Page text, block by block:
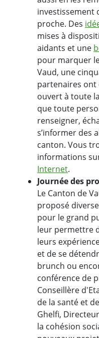
investissement
proche. Des
mises à
aidants et une
pour marquer
Vaud, une
partenaires ont
ouvert à toute
que toute
renseigner,
s’informer des
canton. Vous
informations
Internet.
Journée des
Le Canton de
proposé
pour le grand
leur permettre
leurs
et de se
brunch ou
conférence de
Conseillère
de la santé et
Ghelfi,
la cohésion